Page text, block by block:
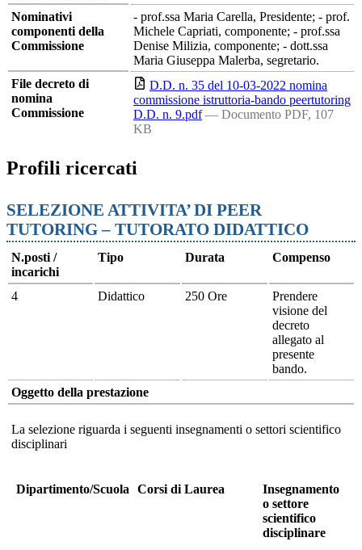
Nominativi
componenti della
Commissione
- prof.ssa Maria Carella, Presidente; - prof.
Michele Capriati, componente; - prof.ssa
Denise Milizia, componente; - dott.ssa
Maria Giuseppa Malerba, segretario.
File decreto di
nomina
Commissione
D.D. n. 35 del 10-03-2022 nomina
commissione istruttoria-bando peertutoring
D.D. n. 9.pdf — Documento PDF, 107
KB
Profili ricercati
SELEZIONE ATTIVITA’ DI PEER
TUTORING – TUTORATO DIDATTICO
N.posti /
incarichi
Tipo Durata Compenso
4 Didattico 250 Ore
Prendere
visione del
decreto
allegato al
presente
bando.
Oggetto della prestazione
La selezione riguarda i seguenti insegnamenti o settori scientifico
disciplinari
Dipartimento/Scuola Corsi di Laurea
Insegnamento
o settore
scientifico
disciplinare